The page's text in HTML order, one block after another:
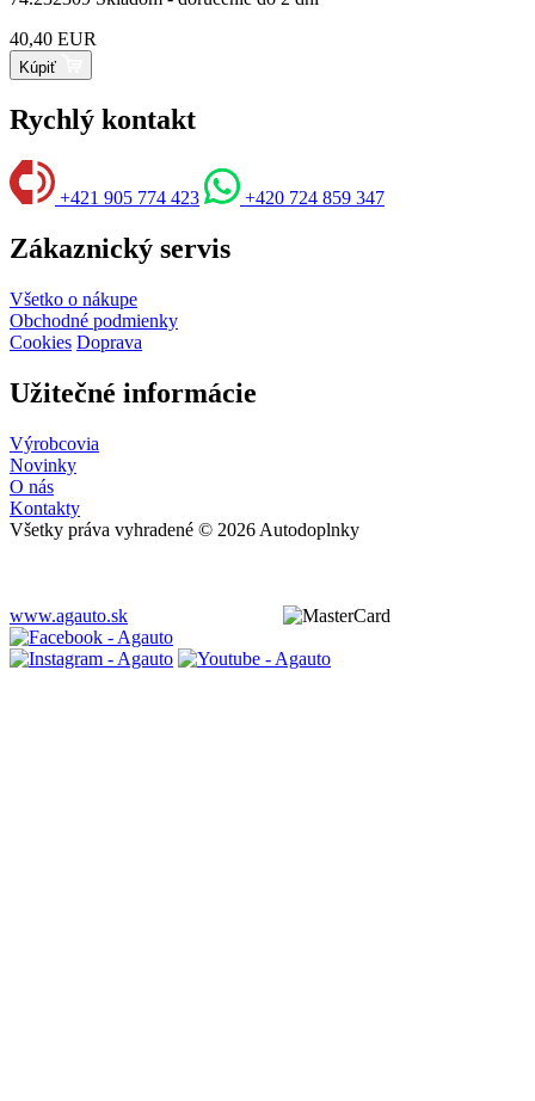
40,40 EUR
Kúpiť
Rychlý kontakt
+421 905 774 423 +420 724 859 347
Zákaznický servis
Všetko o nákupe
Obchodné podmienky
Cookies Doprava
Užitečné informácie
Výrobcovia
Novinky
O nás
Kontakty
Všetky práva vyhradené © 2026 Autodoplnky
www.agauto.sk